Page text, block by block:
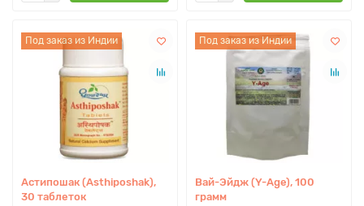
Под заказ из Индии
Астипошак (Asthiposhak),
30 таблеток
Под заказ из Индии
Вай-Эйдж (Y-Age), 100
грамм